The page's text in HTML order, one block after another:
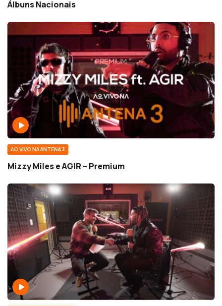
Álbuns Nacionais
AO VIVO NA ANTENA 3
Mizzy Miles e AGIR – Premium